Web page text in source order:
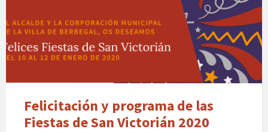
Felicitación y programa de las
Fiestas de San Victorián 2020